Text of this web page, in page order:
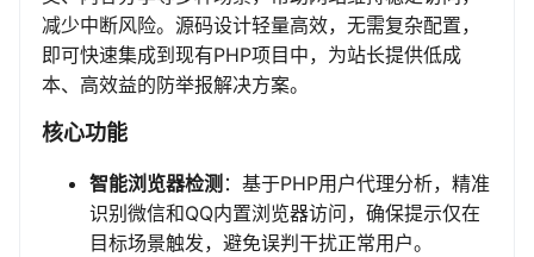
减少中断风险。源码设计轻量高效，无需复杂配置，
即可快速集成到现有PHP项目中，为站长提供低成
本、高效益的防举报解决方案。
核心功能
智能浏览器检测 ：基于PHP用户代理分析，精准
识别微信和QQ内置浏览器访问，确保提示仅在
目标场景触发，避免误判干扰正常用户。